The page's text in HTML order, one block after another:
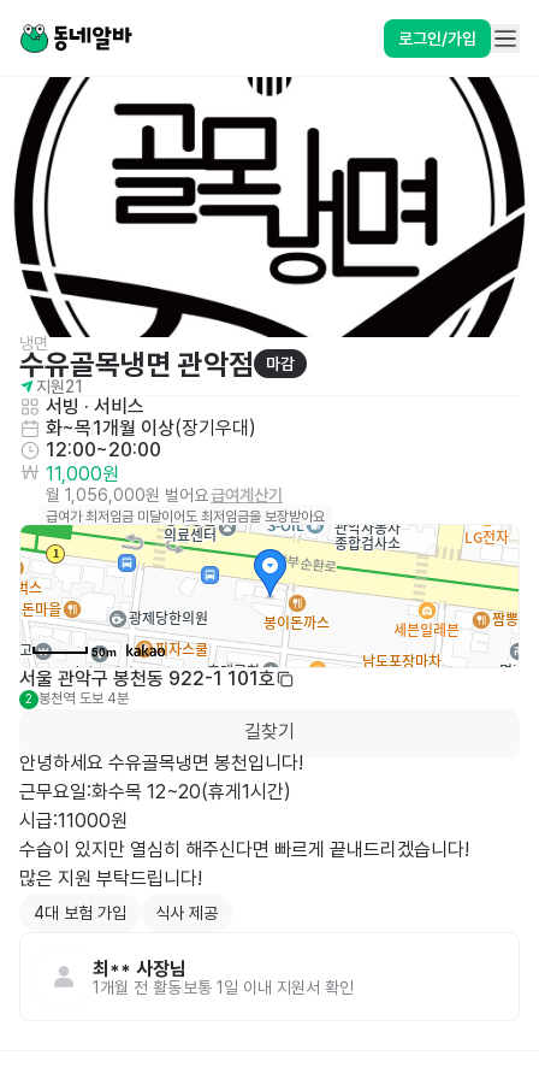
로그인/가입
냉면
수유골목냉면 관악점
마감
지원21
서빙 · 서비스
화~목1개월 이상(장기우대 )
12:00~20:00
11,000원
월 1,056,000원 벌어요급여계산기
급여가 최저임금 미달이어도 최저임금을 보장받아요
50m
서울 관악구 봉천동 922-1 101호
2 봉천역 도보 4분
길찾기
안녕하세요 수유골목냉면 봉천입니다!
근무요일:화수목 12~20(휴게1시간)
시급:11000원
수습이 있지만 열심히 해주신다면 빠르게 끝내드리겠습니다!
많은 지원 부탁드립니다!
4대 보험 가입 식사 제공
최** 사장님
1개월 전 활동 보통 1일 이내 지원서 확인